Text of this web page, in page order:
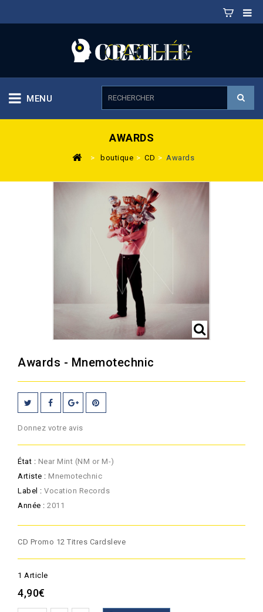
MENU
AWARDS
> boutique > CD > Awards
Awards - Mnemotechnic
Donnez votre avis
État : Near Mint (NM or M-)
Artiste : Mnemotechnic
Label : Vocation Records
Année : 2011
CD Promo 12 Titres Cardsleve
1 Article
4,90€